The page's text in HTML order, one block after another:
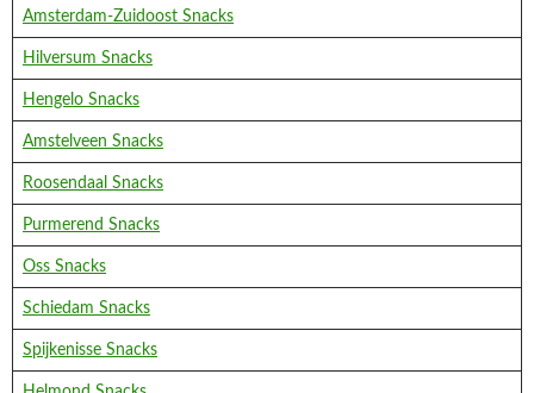
Amsterdam-Zuidoost Snacks
Hilversum Snacks
Hengelo Snacks
Amstelveen Snacks
Roosendaal Snacks
Purmerend Snacks
Oss Snacks
Schiedam Snacks
Spijkenisse Snacks